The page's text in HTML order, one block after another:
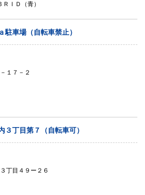
ＩＤ（青）
駐車場（自転車禁止）
１７－２
３丁目第７（自転車可）
丁目４９ー２６